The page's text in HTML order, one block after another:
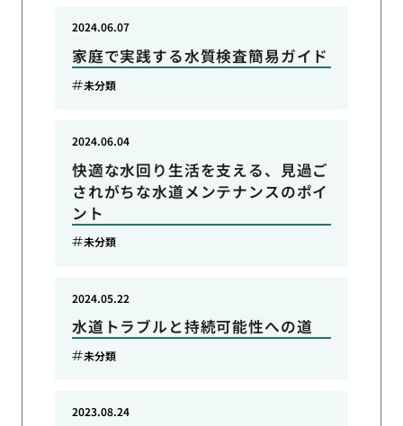
家庭で実践する水質検査簡易ガイド
2024.06.07
未分類
快適な水回り生活を支える、見過ご
されがちな水道メンテナンスのポイ
ント
2024.06.04
未分類
水道トラブルと持続可能性への道
2024.05.22
未分類
2023.08.24